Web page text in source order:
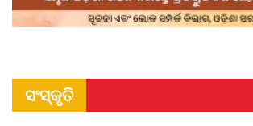
ସଂସ୍କୃତି